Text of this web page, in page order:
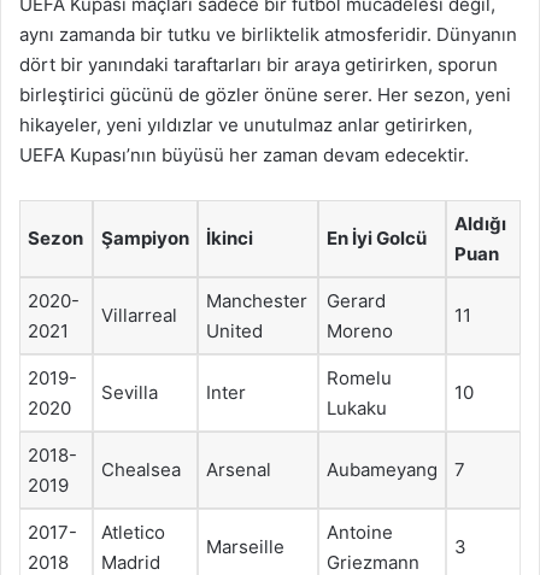
aynı zamanda bir tutku ve birliktelik atmosferidir. Dünyanın
dört bir yanındaki taraftarları bir araya getirirken, sporun
birleştirici gücünü de gözler önüne serer. Her sezon, yeni
hikayeler, yeni yıldızlar ve unutulmaz anlar getirirken,
UEFA Kupası’nın büyüsü her zaman devam edecektir.
Sezon Şampiyon İkinci En İyi Golcü
Aldığı
Puan
2020-
2021
Villarreal
Manchester
United
Gerard
Moreno
11
2019-
2020
Sevilla Inter
Romelu
Lukaku
10
2018-
2019
Chealsea Arsenal Aubameyang 7
2017-
2018
Atletico
Madrid
Marseille
Antoine
Griezmann
3